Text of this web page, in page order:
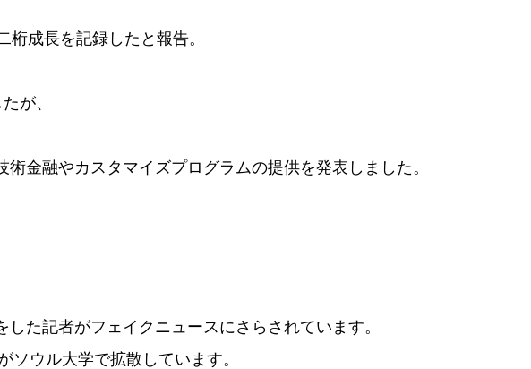
成長を記録したと報告。
が、
金融やカスタマイズプログラムの提供を発表しました。
た記者がフェイクニュースにさらされています。
ソウル大学で拡散しています。